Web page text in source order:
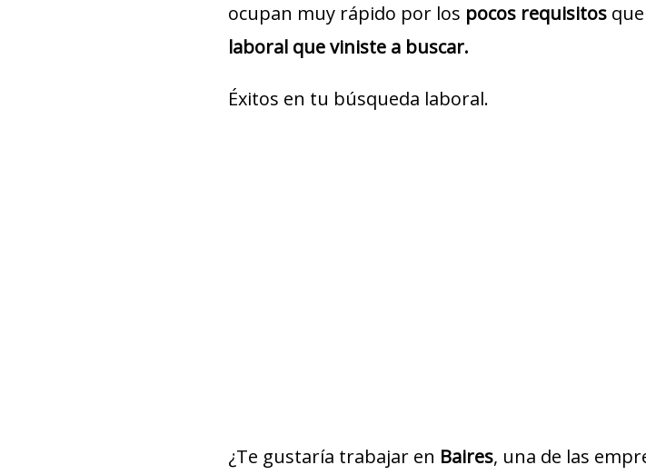
ocupan muy rápido por los pocos requisitosque
laboral que viniste a buscar.
Éxitos en tu búsqueda laboral.
¿Te gustaría trabajar en Baires, una de las